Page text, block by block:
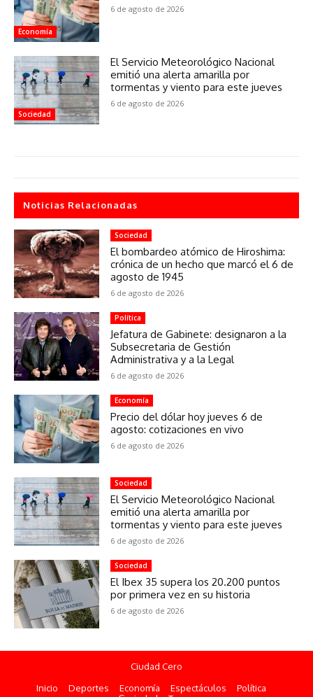
Economía
6 de agosto de 2026
Sociedad
El Servicio Meteorológico Nacional
emitió una alerta amarilla por
tormentas y viento para este jueves
6 de agosto de 2026
Noticias Relacionadas
Sociedad
El bombardeo atómico de Hiroshima:
crónica de un hecho que marcó el 6 de
agosto de 1945
6 de agosto de 2026
Política
Jefatura de Gabinete: designaron a la
Subsecretaria de Gestión
Administrativa y a la Legal
6 de agosto de 2026
Economía
Precio del dólar hoy jueves 6 de
agosto: cotizaciones en vivo
6 de agosto de 2026
Sociedad
El Servicio Meteorológico Nacional
emitió una alerta amarilla por
tormentas y viento para este jueves
6 de agosto de 2026
Sociedad
El Ibex 35 supera los 20.200 puntos
por primera vez en su historia
6 de agosto de 2026
Ciudad Cero
Inicio
Deportes Economía Espectáculos
Política